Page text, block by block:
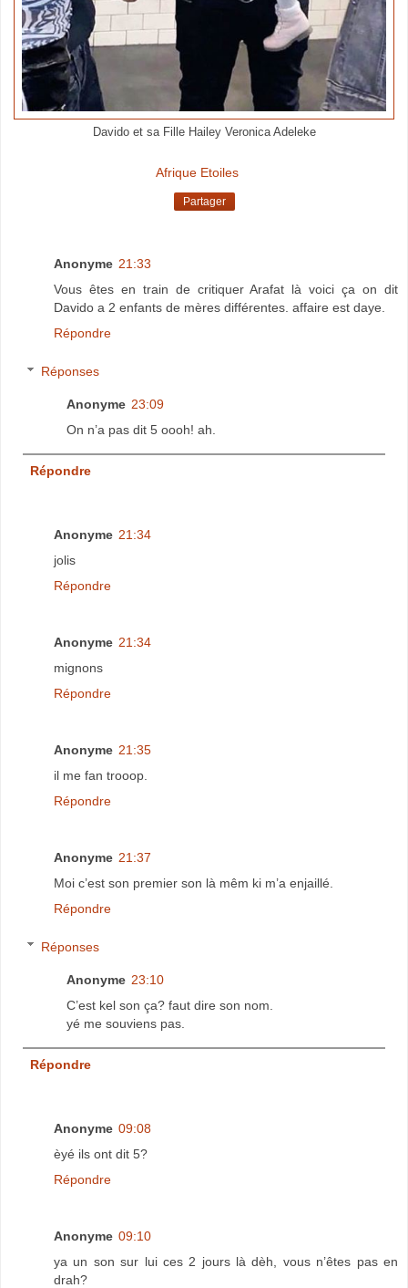
Davido et sa Fille Hailey Veronica Adeleke
Afrique Etoiles
Partager
Anonyme 21:33
Vous êtes en train de critiquer Arafat là voici ça on dit
Davido a 2 enfants de mères différentes. affaire est daye.
Répondre
Réponses
Anonyme 23:09
On n’a pas dit 5 oooh! ah.
Répondre
Anonyme 21:34
jolis
Répondre
Anonyme 21:34
mignons
Répondre
Anonyme 21:35
il me fan trooop.
Répondre
Anonyme 21:37
Moi c’est son premier son là mêm ki m’a enjaillé.
Répondre
Réponses
Anonyme 23:10
C’est kel son ça? faut dire son nom.
yé me souviens pas.
Répondre
Anonyme 09:08
èyé ils ont dit 5?
Répondre
Anonyme 09:10
ya un son sur lui ces 2 jours là dèh, vous n’êtes pas en
drah?